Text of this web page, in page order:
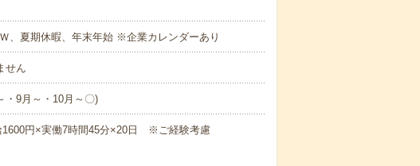
、夏期休暇、年末年始 ※企業カレンダーあり
せん
9月～・10月～〇)
1600円×実働7時間45分×20日 ※ご経験考慮